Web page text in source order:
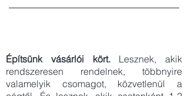
Építsünk vásárlói kört.Lesznek, akik
rendszeresen rendelnek, többnyire
valamelyik csomagot, közvetlenül a